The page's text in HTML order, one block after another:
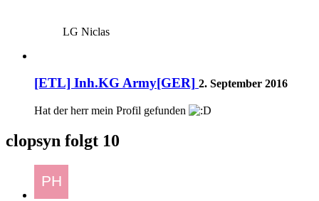
LG Niclas
[ETL] Inh.KG Army[GER] 2. September 2016
Hat der herr mein Profil gefunden
clopsyn folgt 10